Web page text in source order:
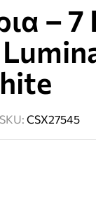
– 7
SKU: CSX27545